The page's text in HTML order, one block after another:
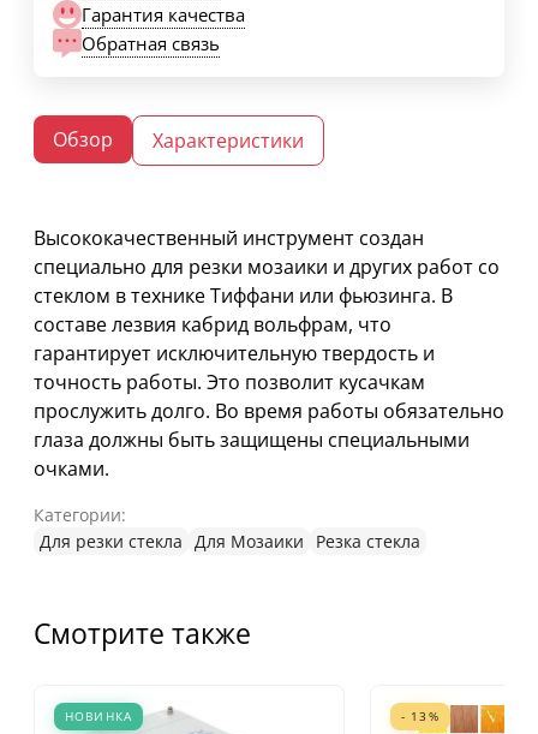
Гарантия качества
Обратная связь
Обзор Характеристики
Высококачественный инструмент создан
специально для резки мозаики и других работ со
стеклом в технике Тиффани или фьюзинга. В
составе лезвия кабрид вольфрам, что
гарантирует исключительную твердость и
точность работы. Это позволит кусачкам
прослужить долго. Во время работы обязательно
глаза должны быть защищены специальными
очками.
Категории:
Для резки стекла Для Мозаики Резка стекла
Смотрите также
НОВИНКА - 13%